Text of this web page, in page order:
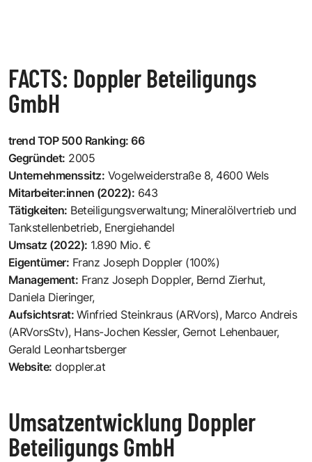
FACTS: Doppler Beteiligungs
GmbH
trend TOP 500 Ranking: 66
Gegründet: 2005
Unternehmenssitz: Vogelweiderstraße 8, 4600 Wels
Mitarbeiter:innen (2022): 643
Tätigkeiten: Beteiligungsverwaltung; Mineralölvertrieb und
Tankstellenbetrieb, Energiehandel
Umsatz (2022): 1.890 Mio. €
Eigentümer: Franz Joseph Doppler (100%)
Management: Franz Joseph Doppler, Bernd Zierhut,
Daniela Dieringer,
Aufsichtsrat: Winfried Steinkraus (ARVors), Marco Andreis
(ARVorsStv), Hans-Jochen Kessler, Gernot Lehenbauer,
Gerald Leonhartsberger
Website: doppler.at
Umsatzentwicklung Doppler
Beteiligungs GmbH